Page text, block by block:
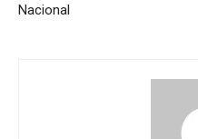
Nacional